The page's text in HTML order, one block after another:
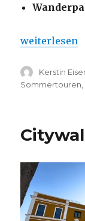
„Citywalk –
weiterlesen
Autor
Kerstin
Sommertouren